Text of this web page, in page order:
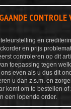
CONTROLE
en
en prijs
controleren op dit
toepassing tegen
ons even als u dus dit
u dan z.s.m. en
komt om te bestellen
een lopende order.